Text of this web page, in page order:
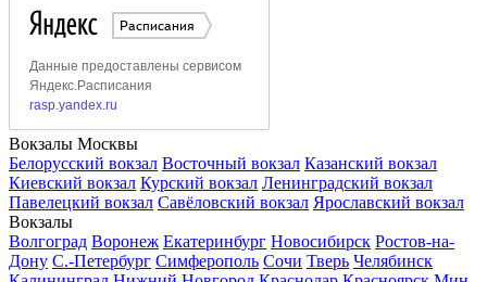
Вокзалы Москвы
Белорусский вокзал Восточный вокзал Казанский вокзал
Киевский вокзал Курский вокзал Ленинградский вокзал
Павелецкий вокзал Савёловский вокзал Ярославский вокзал
Вокзалы
Волгоград Воронеж Екатеринбург Новосибирск Ростов-на-
Дону С.-Петербург Симферополь Сочи Тверь Челябинск